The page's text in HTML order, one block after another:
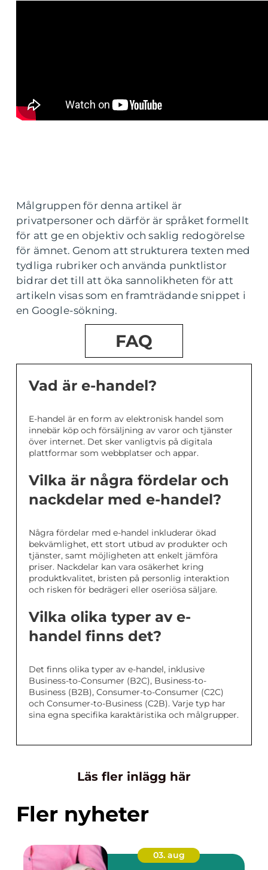
Målgruppen för denna artikel är
privatpersoner och därför är språket formellt
för att ge en objektiv och saklig redogörelse
för ämnet. Genom att strukturera texten med
tydliga rubriker och använda punktlistor
bidrar det till att öka sannolikheten för att
artikeln visas som en framträdande snippet i
en Google-sökning.
FAQ
Vad är e-handel?
E-handel är en form av elektronisk handel som
innebär köp och försäljning av varor och tjänster
över internet. Det sker vanligtvis på digitala
plattformar som webbplatser och appar.
Vilka är några fördelar och
nackdelar med e-handel?
Några fördelar med e-handel inkluderar ökad
bekvämlighet, ett stort utbud av produkter och
tjänster, samt möjligheten att enkelt jämföra
priser. Nackdelar kan vara osäkerhet kring
produktkvalitet, bristen på personlig interaktion
och risken för bedrägeri eller oseriösa säljare.
Vilka olika typer av e-
handel finns det?
Det finns olika typer av e-handel, inklusive
Business-to-Consumer (B2C), Business-to-
Business (B2B), Consumer-to-Consumer (C2C)
och Consumer-to-Business (C2B). Varje typ har
sina egna specifika karaktäristika och målgrupper.
Läs fler inlägg här
Fler nyheter
03. aug